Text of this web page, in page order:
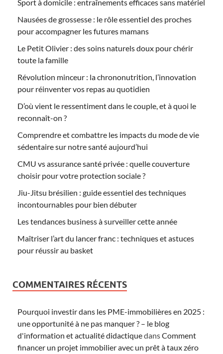
Sport à domicile : entraînements efficaces sans matériel
Nausées de grossesse : le rôle essentiel des proches
pour accompagner les futures mamans
Le Petit Olivier : des soins naturels doux pour chérir
toute la famille
Révolution minceur : la chrononutrition, l’innovation
pour réinventer vos repas au quotidien
D’où vient le ressentiment dans le couple, et à quoi le
reconnaît-on ?
Comprendre et combattre les impacts du mode de vie
sédentaire sur notre santé aujourd’hui
CMU vs assurance santé privée : quelle couverture
choisir pour votre protection sociale ?
Jiu-Jitsu brésilien : guide essentiel des techniques
incontournables pour bien débuter
Les tendances business à surveiller cette année
Maîtriser l’art du lancer franc : techniques et astuces
pour réussir au basket
COMMENTAIRES RÉCENTS
Pourquoi investir dans les PME-immobilières en 2025 :
une opportunité à ne pas manquer ? – le blog
d'information et actualité didactiquedansComment
financer un projet immobilier avec un prêt à taux zéro